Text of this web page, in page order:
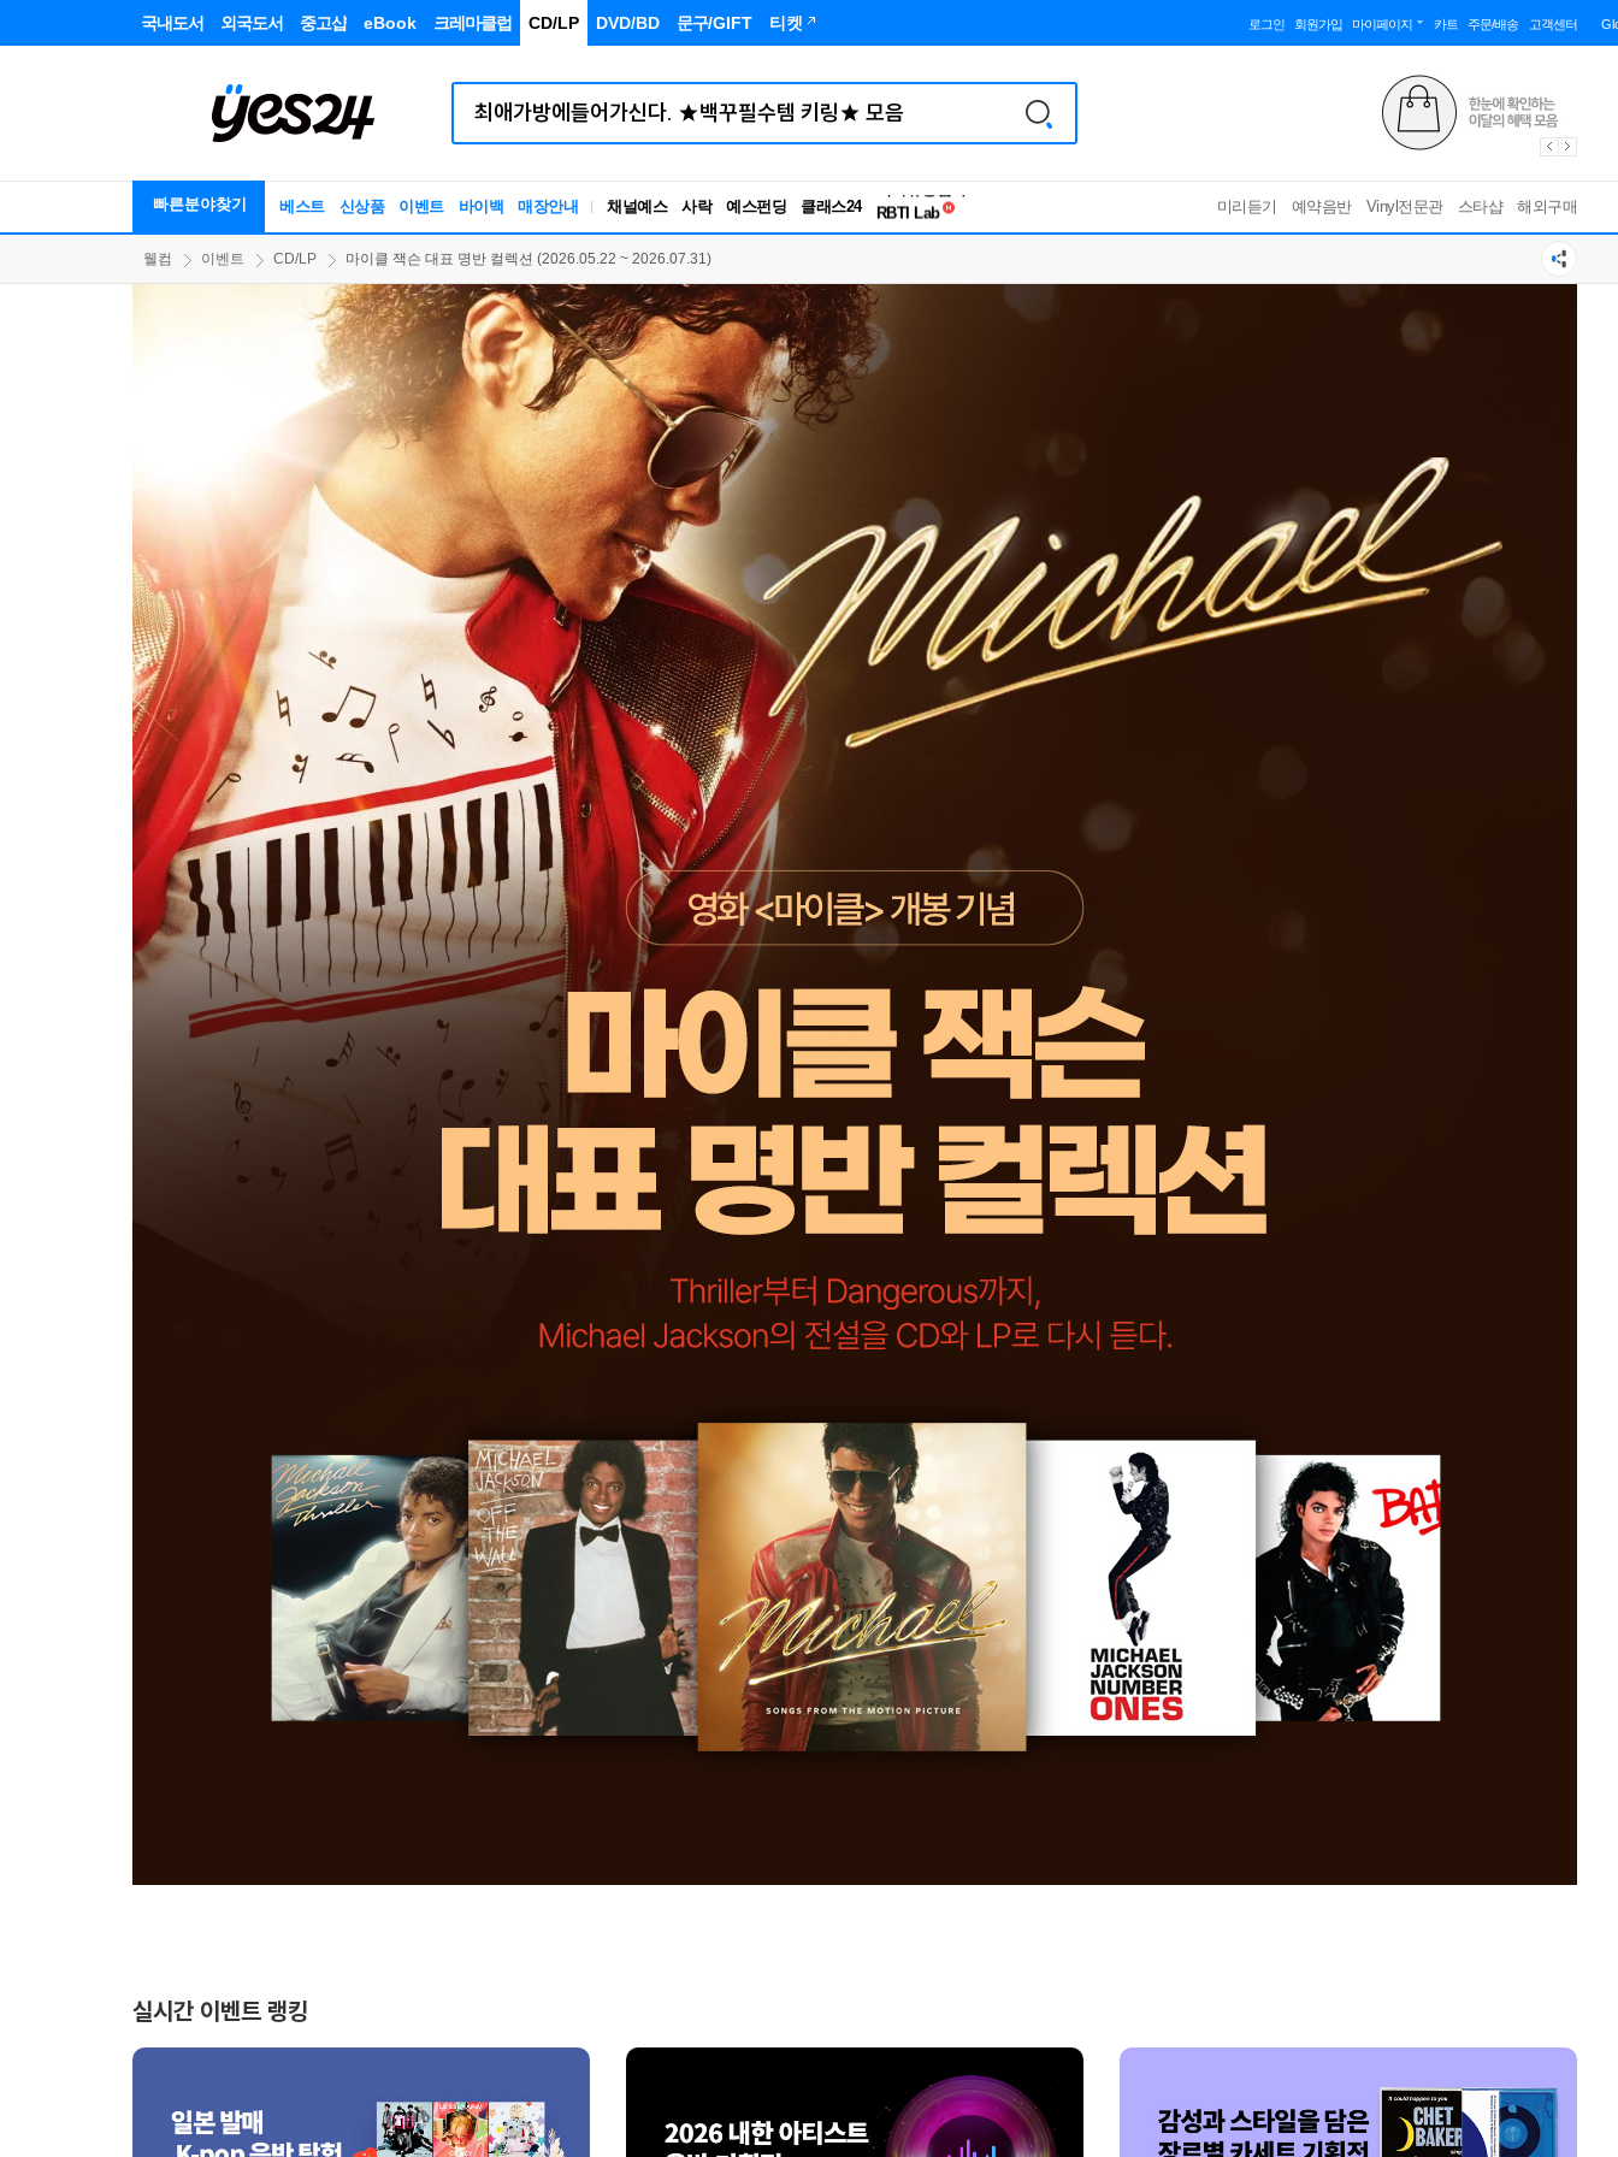
국내도서 외국도서 중고샵 eBook 크레마클럽 CD/LP DVD/BD 문구/GIFT 티켓 로그인 회원가입 마이페이지 카트 주문/배송 고객센터
빠른분야찾기 베스트 신상품 이벤트 바이백 매장안내 채널예스 사락 예스펀딩 클래스24
RBTI Lab
독서유형검사
미리듣기 예약음반 Vinyl전문관 스타샵 해외구매
웰컴 이벤트 CD/LP 마이클 잭슨 대표 명반 컬렉션 (2026.05.22 ~ 2026.07.31)
실시간 이벤트 랭킹